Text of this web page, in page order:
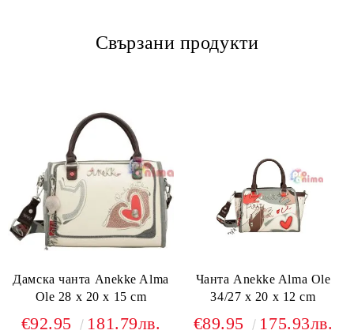
Свързани продукти
Дамска чанта Anekke Alma
Ole 28 x 20 x 15 cm
€92.95 181.79лв.
Чанта Anekke Alma Ole
34/27 x 20 x 12 cm
€89.95 175.93лв.